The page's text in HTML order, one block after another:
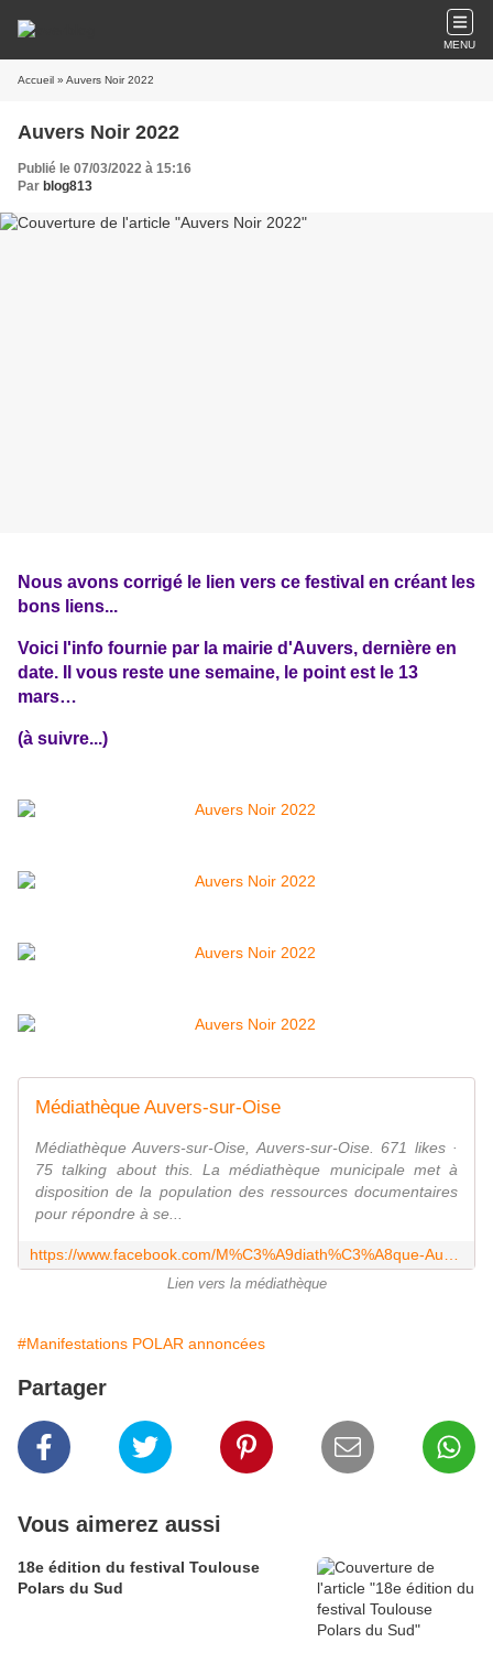
MENU
Accueil » Auvers Noir 2022
Auvers Noir 2022
Publié le 07/03/2022 à 15:16
Par blog813
Nous avons corrigé le lien vers ce festival en créant les
bons liens...
Voici l'info fournie par la mairie d'Auvers, dernière en
date. Il vous reste une semaine, le point est le 13
mars…
(à suivre...)
Médiathèque Auvers-sur-Oise
Médiathèque Auvers-sur-Oise, Auvers-sur-Oise. 671 likes ·
75 talking about this. La médiathèque municipale met à
disposition de la population des ressources documentaires
pour répondre à se...
Lien vers la médiathèque
#Manifestations POLAR annoncées
Partager
Vous aimerez aussi
18e édition du festival Toulouse
Polars du Sud